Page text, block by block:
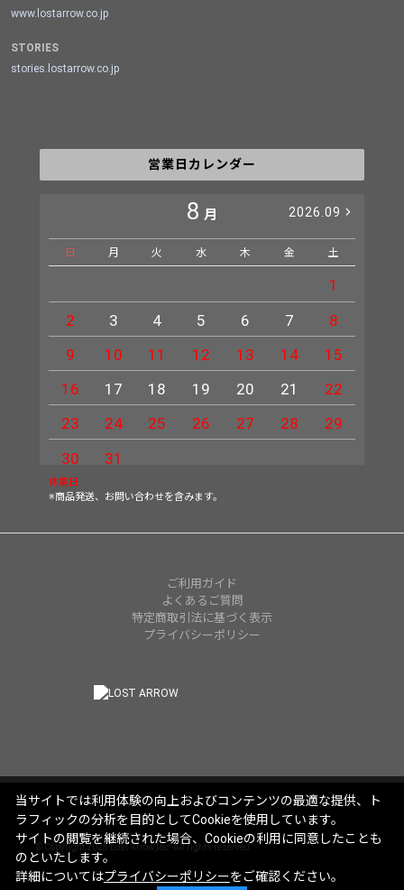
www.lostarrow.co.jp
STORIES
stories.lostarrow.co.jp
営業日カレンダー
8 月 2026.09
日 月 火 水 木 金 土
1
2
3 4 5 6 7
8
9
10 11 12 13 14
15
16
17 18 19 20 21
22
23
24 25 26 27 28
29
30
31
休業日
※商品発送、お問い合わせを含みます。
ご利用ガイド
よくあるご質問
特定商取引法に基づく表示
プライバシーポリシー
© Copyright 2025 Lost Arrow,Inc. All rights reserved.
当サイトでは利用体験の向上およびコンテンツの最適な提供、ト
ラフィックの分析を目的としてCookieを使用しています。
サイトの閲覧を継続された場合、Cookieの利用に同意したことも
のといたします。
詳細についてはプライバシーポリシーをご確認ください。